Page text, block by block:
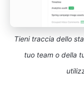
Tieni traccia dello
tuo team o della